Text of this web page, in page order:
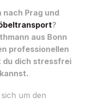
nach Prag und
?
aus Bonn
professionellen
du dich stressfrei
um den